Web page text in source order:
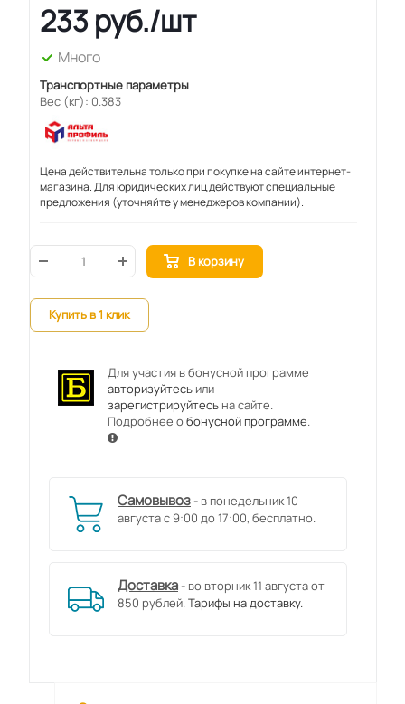
233 руб./шт
Много
Транспортные параметры
Вес (кг): 0.383
Цена действительна только при покупке на сайте интернет-
магазина. Для юридических лиц действуют специальные
предложения (уточняйте у менеджеров компании).
В корзину
Купить в 1 клик
Для участия в бонусной программе
авторизуйтесьили
зарегистрируйтесьна сайте.
Подробнее обонусной программе.
Самовывоз - в понедельник 10
августа с 9:00 до 17:00, бесплатно.
Доставка - во вторник 11 августа от
850 рублей.Тарифы на доставку.